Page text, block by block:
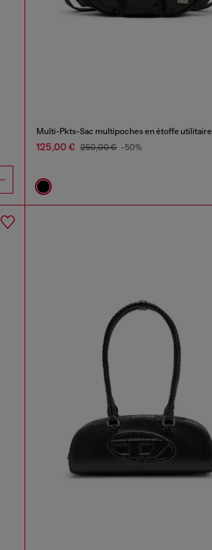
Multi-Pkts-Sac multipoches en étoffe utilitaire
125,00 € 250,00 € -50%